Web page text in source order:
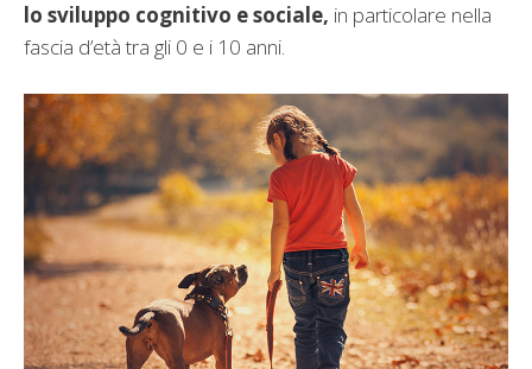
lo sviluppo cognitivo e sociale, in particolare nella
fascia d’età tra gli 0 e i 10 anni.